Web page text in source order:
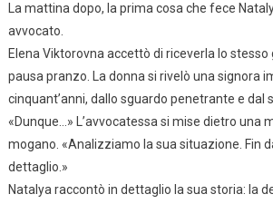
La mattina dopo, la prima cosa che fece
avvocato.
Elena Viktorovna accettò di riceverla lo
pausa pranzo. La donna si rivelò una signora
cinquant’anni, dallo sguardo penetrante e dal
«Dunque…» L’avvocatessa si mise dietro una
mogano. «Analizziamo la sua situazione. Fin
dettaglio.»
Natalya raccontò in dettaglio la sua storia: la